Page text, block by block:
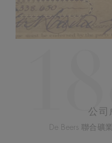
公司
De Beers 聯合礦